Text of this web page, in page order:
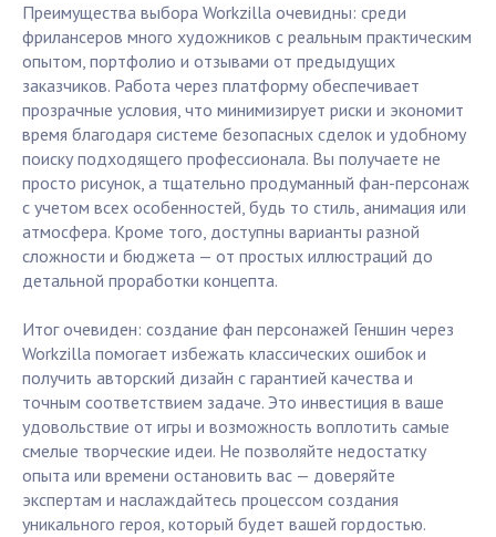
Преимущества выбора Workzilla очевидны: среди
фрилансеров много художников с реальным практическим
опытом, портфолио и отзывами от предыдущих
заказчиков. Работа через платформу обеспечивает
прозрачные условия, что минимизирует риски и экономит
время благодаря системе безопасных сделок и удобному
поиску подходящего профессионала. Вы получаете не
просто рисунок, а тщательно продуманный фан-персонаж
с учетом всех особенностей, будь то стиль, анимация или
атмосфера. Кроме того, доступны варианты разной
сложности и бюджета — от простых иллюстраций до
детальной проработки концепта.
Итог очевиден: создание фан персонажей Геншин через
Workzilla помогает избежать классических ошибок и
получить авторский дизайн с гарантией качества и
точным соответствием задаче. Это инвестиция в ваше
удовольствие от игры и возможность воплотить самые
смелые творческие идеи. Не позволяйте недостатку
опыта или времени остановить вас — доверяйте
экспертам и наслаждайтесь процессом создания
уникального героя, который будет вашей гордостью.